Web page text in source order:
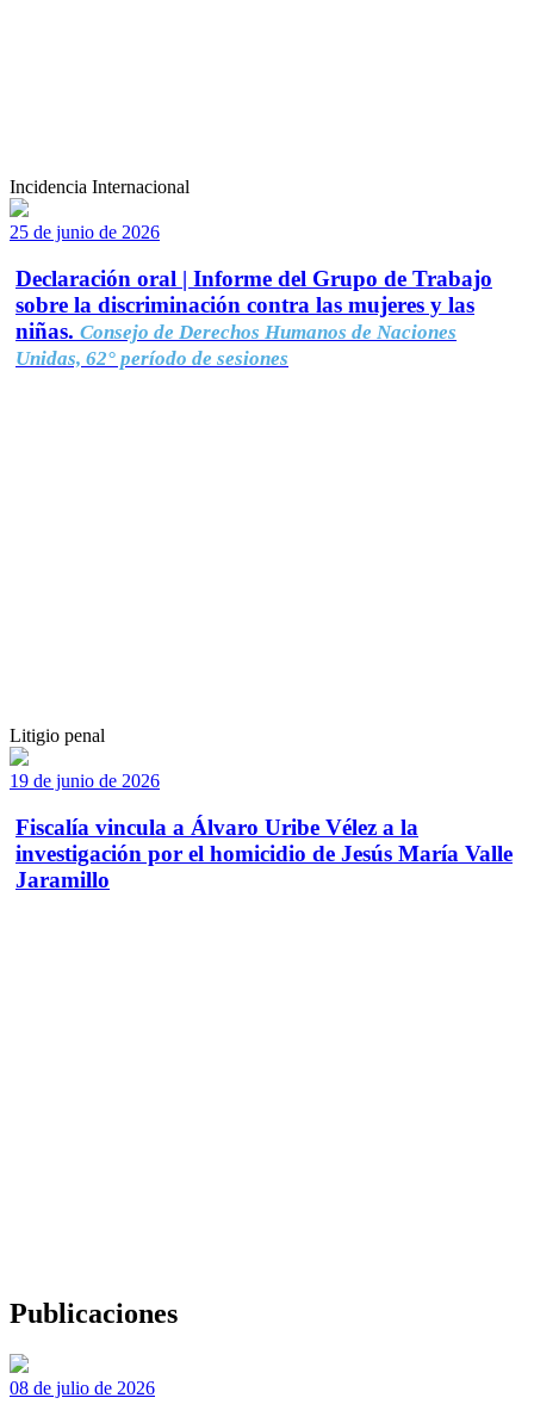
Incidencia Internacional
25 de junio de 2026
Declaración oral | Informe del Grupo de Trabajo
sobre la discriminación contra las mujeres y las
niñas. Consejo de Derechos Humanos de Naciones
Unidas, 62° período de sesiones
Litigio penal
19 de junio de 2026
Fiscalía vincula a Álvaro Uribe Vélez a la
investigación por el homicidio de Jesús María Valle
Jaramillo
Publicaciones
08 de julio de 2026